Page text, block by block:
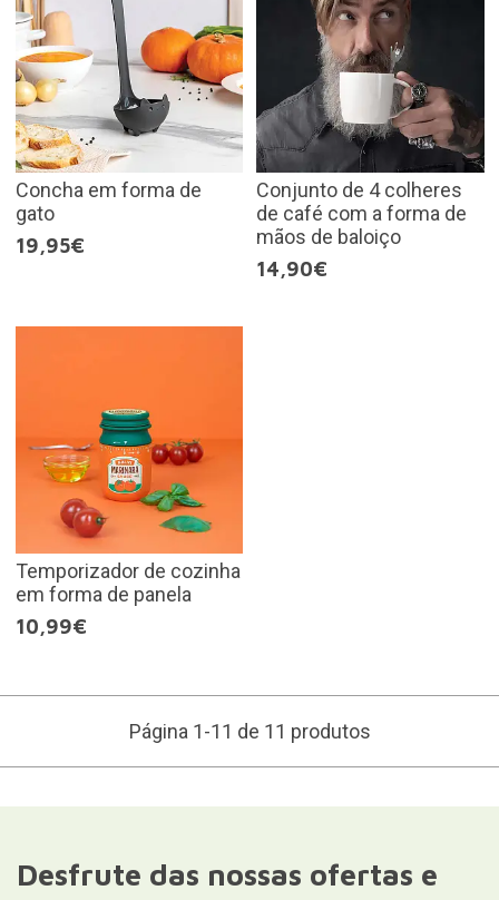
Concha em forma de
gato
19,95€
Conjunto de 4 colheres
de café com a forma de
mãos de baloiço
14,90€
Temporizador de cozinha
em forma de panela
10,99€
Página 1-11 de 11 produtos
Desfrute das nossas ofertas e